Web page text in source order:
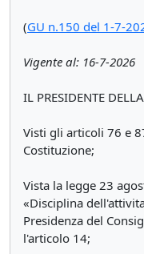
(GU n.150 del 1-7-
Vigente al: 16-7-2026
IL PRESIDENTE
Visti gli articoli 76 e
Costituzione;
Vista la legge 23
«Disciplina
Presidenza del
l'articolo 14;